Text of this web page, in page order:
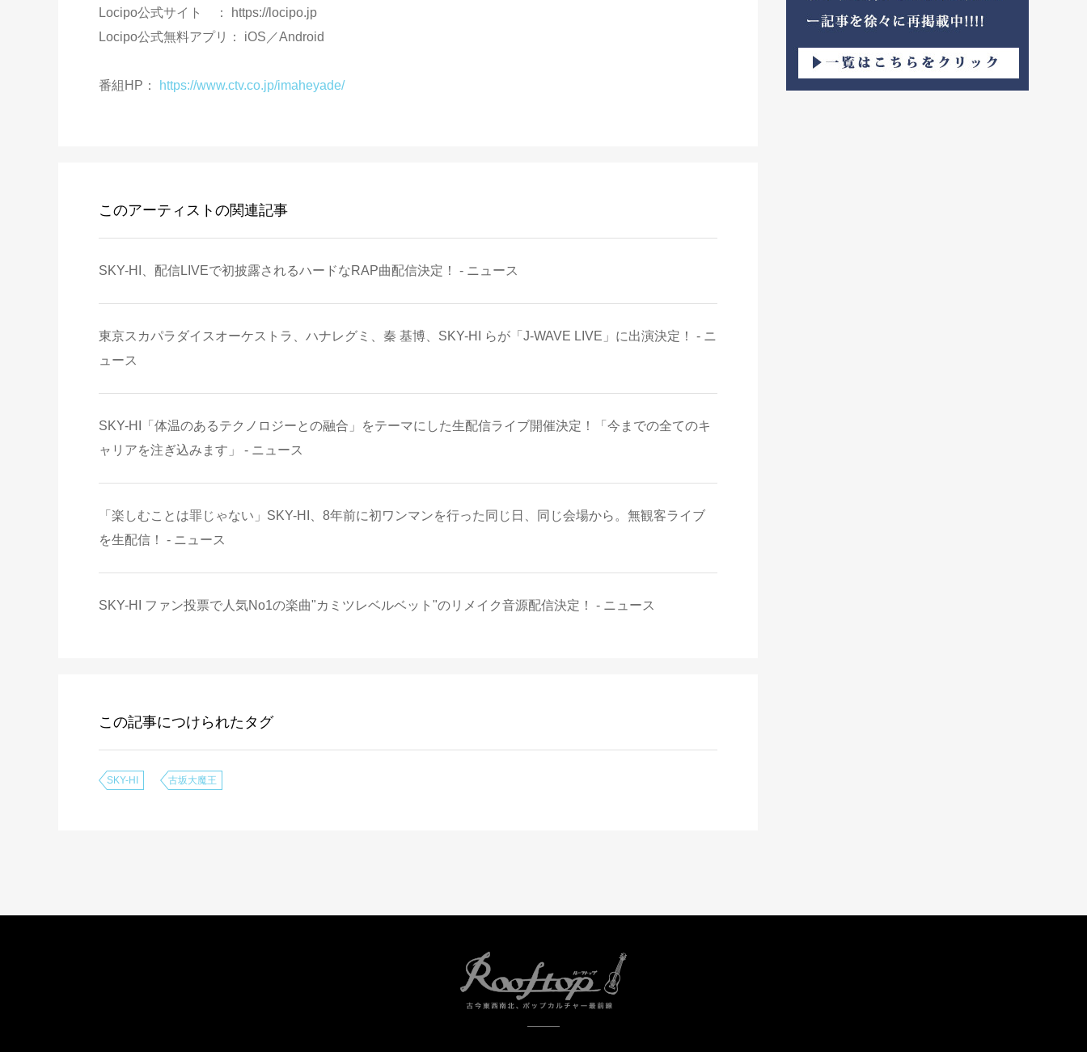
Locipo公式サイト ： https://locipo.jp
Locipo公式無料アプリ： iOS／Android
番組HP： https://www.ctv.co.jp/imaheyade/
このアーティストの関連記事
SKY-HI、配信LIVEで初披露されるハードなRAP曲配信決定！ - ニュース
東京スカパラダイスオーケストラ、ハナレグミ、秦 基博、SKY-HI らが「J-WAVE LIVE」に出演決定！ - ニ
ュース
SKY-HI「体温のあるテクノロジーとの融合」をテーマにした生配信ライブ開催決定！「今までの全てのキ
ャリアを注ぎ込みます」 - ニュース
「楽しむことは罪じゃない」SKY-HI、8年前に初ワンマンを行った同じ日、同じ会場から。無観客ライブ
を生配信！ - ニュース
SKY-HI ファン投票で人気No1の楽曲"カミツレベルベット"のリメイク音源配信決定！ - ニュース
この記事につけられたタグ
SKY-HI 古坂大魔王